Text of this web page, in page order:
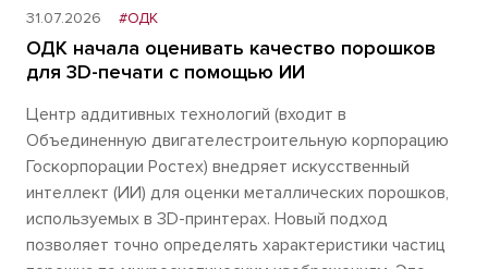
31.07.2026 #ОДК
ОДК начала оценивать качество порошков
для 3D-печати с помощью ИИ
Центр аддитивных технологий (входит в
Объединенную двигателестроительную корпорацию
Госкорпорации Ростех) внедряет искусственный
интеллект (ИИ) для оценки металлических порошков,
используемых в 3D-принтерах. Новый подход
позволяет точно определять характеристики частиц